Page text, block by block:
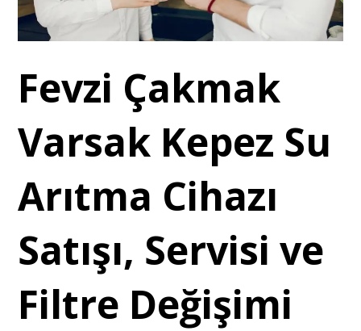
Fevzi Çakmak
Varsak Kepez Su
Arıtma Cihazı
Satışı, Servisi ve
Filtre Değişimi